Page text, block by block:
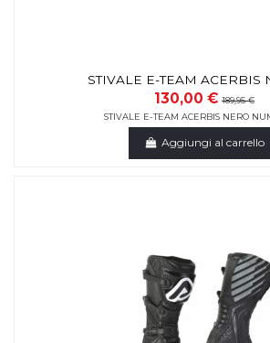
STIVALE E-TEAM ACERBIS
130,00 € 189,95 €
STIVALE E-TEAM ACERBIS NERO
Aggiungi al carrello